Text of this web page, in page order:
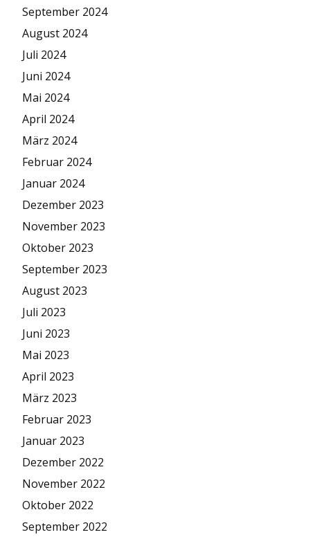
September 2024
August 2024
Juli 2024
Juni 2024
Mai 2024
April 2024
März 2024
Februar 2024
Januar 2024
Dezember 2023
November 2023
Oktober 2023
September 2023
August 2023
Juli 2023
Juni 2023
Mai 2023
April 2023
März 2023
Februar 2023
Januar 2023
Dezember 2022
November 2022
Oktober 2022
September 2022